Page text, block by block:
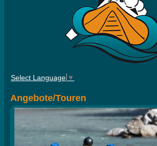
Select Language ▼
Angebote/Touren